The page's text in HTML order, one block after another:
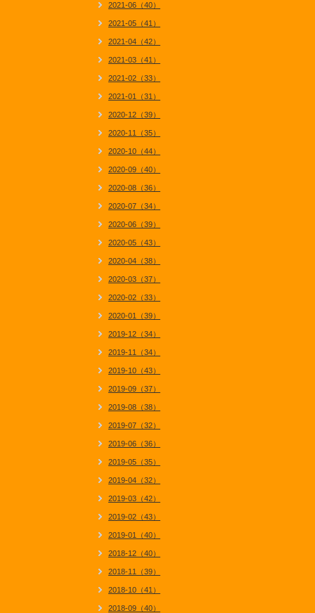
2021-06（40）
2021-05（41）
2021-04（42）
2021-03（41）
2021-02（33）
2021-01（31）
2020-12（39）
2020-11（35）
2020-10（44）
2020-09（40）
2020-08（36）
2020-07（34）
2020-06（39）
2020-05（43）
2020-04（38）
2020-03（37）
2020-02（33）
2020-01（39）
2019-12（34）
2019-11（34）
2019-10（43）
2019-09（37）
2019-08（38）
2019-07（32）
2019-06（36）
2019-05（35）
2019-04（32）
2019-03（42）
2019-02（43）
2019-01（40）
2018-12（40）
2018-11（39）
2018-10（41）
2018-09（40）